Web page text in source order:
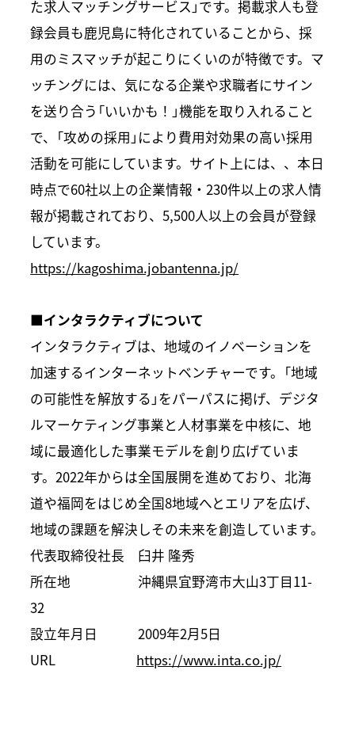
た求人マッチングサービス」です。掲載求人も登
録会員も鹿児島に特化されていることから、採
用のミスマッチが起こりにくいのが特徴です。マ
ッチングには、気になる企業や求職者にサイン
を送り合う「いいかも！」機能を取り入れること
で、「攻めの採用」により費用対効果の高い採用
活動を可能にしています。サイト上には、、本日
時点で60社以上の企業情報・230件以上の求人情
報が掲載されており、5,500人以上の会員が登録
しています。
https://kagoshima.jobantenna.jp/
■インタラクティブについて
インタラクティブは、地域のイノベーションを
加速するインターネットベンチャーです。「地域
の可能性を解放する」をパーパスに掲げ、デジタ
ルマーケティング事業と人材事業を中核に、地
域に最適化した事業モデルを創り広げていま
す。2022年からは全国展開を進めており、北海
道や福岡をはじめ全国8地域へとエリアを広げ、
地域の課題を解決しその未来を創造しています。
代表取締役社長 臼井 隆秀
所在地 沖縄県宜野湾市大山3丁目11-
32
設立年月日 2009年2月5日
URL https://www.inta.co.jp/